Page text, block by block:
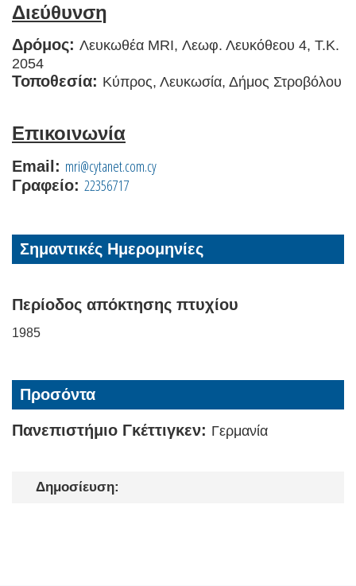
Διεύθυνση
Δρόμος: Λευκωθέα MRI, Λεωφ. Λευκόθεου 4, Τ.Κ.
2054
Τοποθεσία: Κύπρος, Λευκωσία, Δήμος Στροβόλου
Επικοινωνία
Email: mri@cytanet.com.cy
Γραφείο: 22356717
Σημαντικές Ημερομηνίες
Περίοδος απόκτησης πτυχίου
1985
Προσόντα
Πανεπιστήμιο Γκέττιγκεν: Γερμανία
Δημοσίευση: